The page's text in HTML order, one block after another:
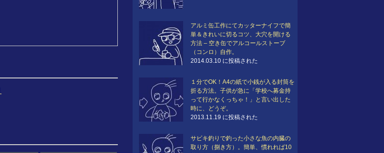
アルミ缶工作にてカッターナイフで簡
単＆きれいに切るコツ、大穴を開ける
方法 – 空き缶でアルコールストーブ
（コンロ）自作。
2014.03.10 に投稿された
１分でOK！A4の紙で小銭が入る封筒を
折る方法。子供が急に「学校へ募金持
って行かなくっちゃ！」と言い出した
時に、どうぞ。
2013.11.19 に投稿された
サビキ釣りで釣った小さな魚の内臓の
取り方（捌き方）。簡単、慣れれば10